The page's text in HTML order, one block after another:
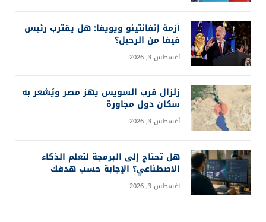
أزمة إنفانتينو ويويفا: هل يقترب رئيس
فيفا من الرحيل؟
أغسطس 3, 2026
زلزال قرب السويس يهز مصر ويُشعر به
سكان دول مجاورة
أغسطس 3, 2026
هل تحتاج إلى البرمجة لتعلم الذكاء
الاصطناعي؟ الإجابة حسب هدفك
أغسطس 3, 2026